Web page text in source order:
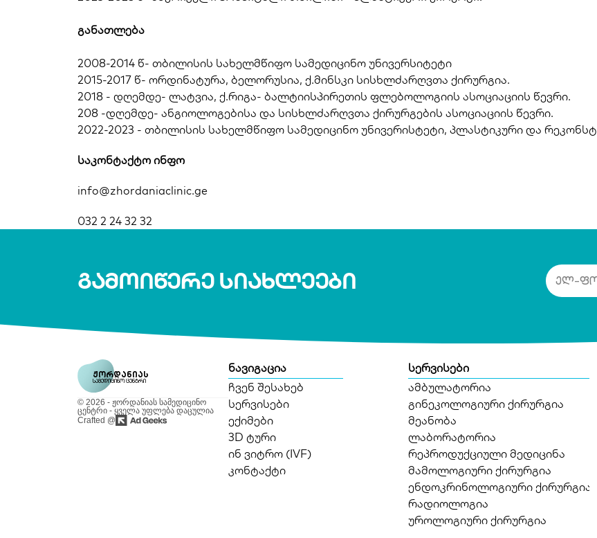
განათლება
2008-2014 წ- თბილისის სახელმწიფო სამედიცინო უნივერსიტეტი
2015-2017 წ- ორდინატურა, ბელორუსია, ქ.მინსკი სისხლძარღვთა ქირურგია.
2018 - დღემდე- ლატვია, ქ.რიგა- ბალტიისპირეთის ფლებოლოგიის ასოციაციის წევრი.
208 -დღემდე- ანგიოლოგებისა და სისხლძარღვთა ქირურგების ასოციაციის წევრი.
2022-2023 - თბილისის სახელმწიფო სამედიცინო უნივერისტეტი, პლასტიკური და
საკონტაქტო ინფო
info@zhordaniaclinic.ge
032 2 24 32 32
გამოიწერე სიახლეები
ჟორდანიას
სამედიცინო ცენტრი
© 2026 - ჟორდანიას სამედიცინო
ცენტრი - ყველა უფლება დაცულია
Crafted @
ნავიგაცია
ჩვენ შესახებ
სერვისები
ექიმები
3D ტური
ინ ვიტრო (IVF)
კონტაქტი
სერვისები
ამბულატორია
გინეკოლოგიური ქირურგია
მეანობა
ლაბორატორია
რეპროდუქციული მედიცინა
მამოლოგიური ქირურგია
ენდოკრინოლოგიური ქირურგია
რადიოლოგია
უროლოგიური ქირურგია